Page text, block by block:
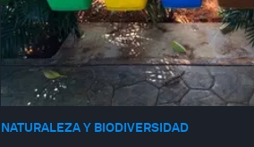
NATURALEZA Y BIODIVERSIDAD